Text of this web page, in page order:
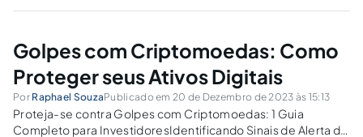
Golpes com Criptomoedas: Como
Proteger seus Ativos Digitais
Por Raphael SouzaPublicado em 20 de Dezembro de 2023 às 15:13
Proteja-se contra Golpes com Criptomoedas: 1 Guia
Completo para InvestidoresIdentificando Sinais de Alerta de